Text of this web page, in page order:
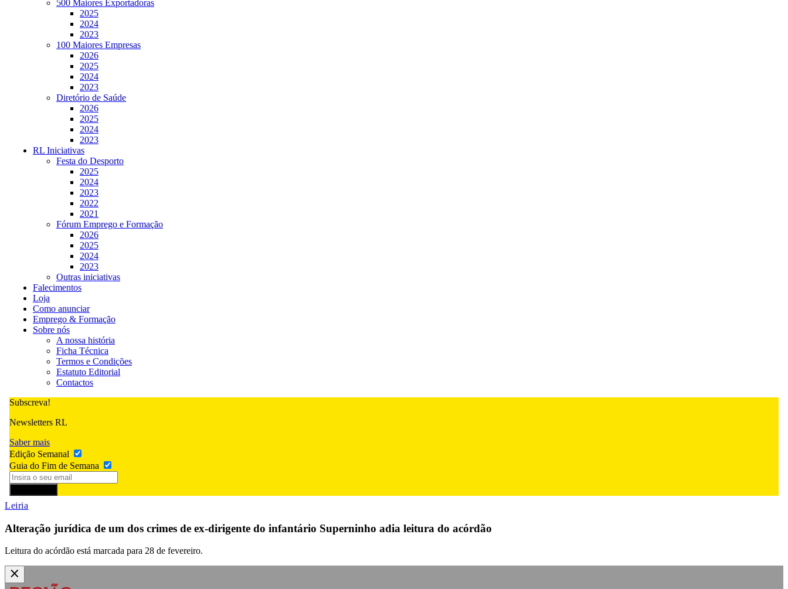
500 Maiores Exportadoras
2025
2024
2023
100 Maiores Empresas
2026
2025
2024
2023
Diretório de Saúde
2026
2025
2024
2023
RL Iniciativas
Festa do Desporto
2025
2024
2023
2022
2021
Fórum Emprego e Formação
2026
2025
2024
2023
Outras iniciativas
Falecimentos
Loja
Como anunciar
Emprego & Formação
Sobre nós
A nossa história
Ficha Técnica
Termos e Condições
Estatuto Editorial
Contactos
Subscreva!
Newsletters RL
Saber mais
Edição Semanal
Guia do Fim de Semana
Leiria
Alteração jurídica de um dos crimes de ex-dirigente do infantário Superninho adia leitura do acórdão
Leitura do acórdão está marcada para 28 de fevereiro.